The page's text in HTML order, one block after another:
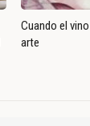
Cuando el
arte